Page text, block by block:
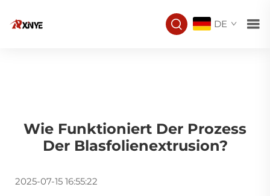
DE
Wie Funktioniert Der Prozess
Der Blasfolienextrusion?
2025-07-15 16:55:22